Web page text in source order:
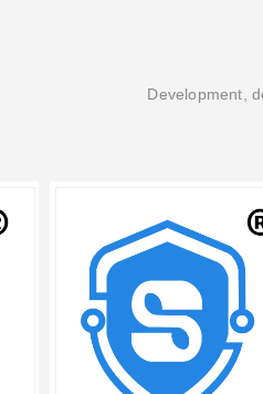
Development,